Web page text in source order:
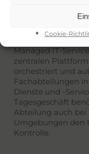
Cookie-
Dort ist auch
Managed IT-
zentralen
orchestriert und
Fachabteilungen in
Dienste und -
Tagesgeschäft
Abteilung auch bei
Umgebungen den
Kontrolle.